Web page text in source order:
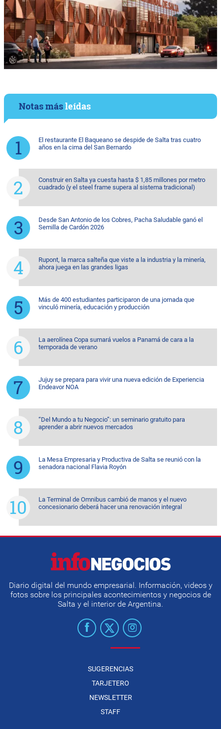
Notas másleídas
El restaurante El Baqueano se despide de Salta tras cuatro
años en la cima del San Bernardo
Construir en Salta ya cuesta hasta $ 1,85 millones por metro
cuadrado (y el steel frame supera al sistema tradicional)
Desde San Antonio de los Cobres, Pacha Saludable ganó el
Semilla de Cardón 2026
Rupont, la marca salteña que viste a la industria y la minería,
ahora juega en las grandes ligas
Más de 400 estudiantes participaron de una jornada que
vinculó minería, educación y producción
La aerolínea Copa sumará vuelos a Panamá de cara a la
temporada de verano
Jujuy se prepara para vivir una nueva edición de Experiencia
Endeavor NOA
“Del Mundo a tu Negocio”: un seminario gratuito para
aprender a abrir nuevos mercados
La Mesa Empresaria y Productiva de Salta se reunió con la
senadora nacional Flavia Royón
La Terminal de Omnibus cambió de manos y el nuevo
concesionario deberá hacer una renovación integral
Diario digital del mundo empresarial. Información, videos y
fotos sobre los principales acontecimientos y negocios de
Salta y el interior de Argentina.
SUGERENCIAS
TARJETERO
NEWSLETTER
STAFF